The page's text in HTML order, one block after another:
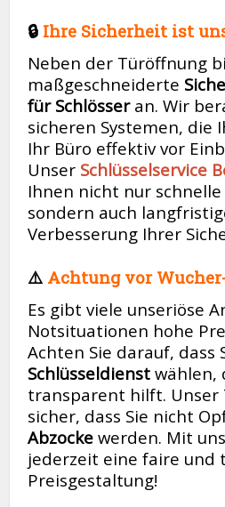
🔒 Ihre Sicherheit ist
Neben der Türöffnung
maßgeschneiderte
für Schlösseran. Wir
sicheren Systemen, die
Ihr Büro effektiv vor
Unser Schlüsselservice
Ihnen nicht nur
sondern auch
Verbesserung Ihrer
⚠️ Achtung vor
Es gibt viele unseriöse
Notsituationen hohe
Achten Sie darauf, dass
Schlüsseldienst wählen,
transparent hilft. Unser
sicher, dass Sie nicht
Abzocke werden. Mit
jederzeit eine faire und
Preisgestaltung!